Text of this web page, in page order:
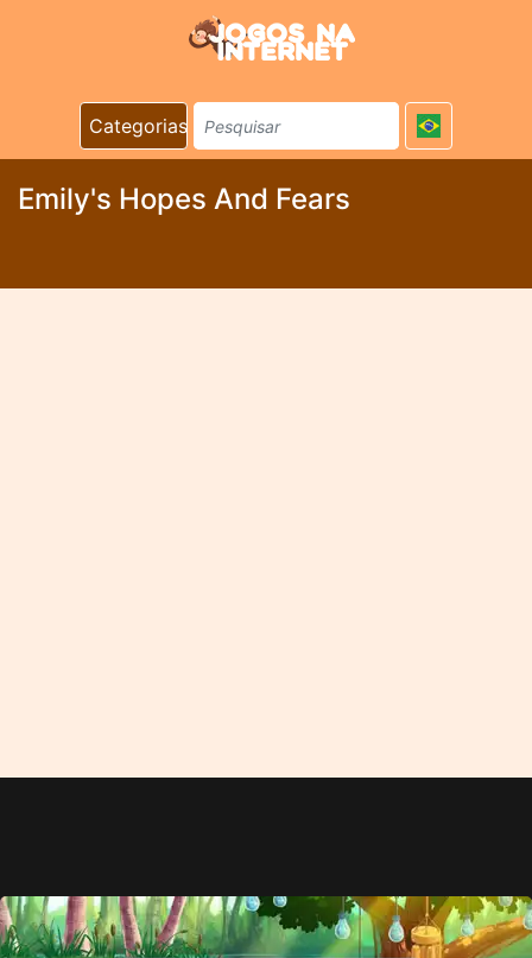
Categorias
Emily's Hopes And Fears